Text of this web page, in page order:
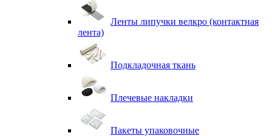
Ленты липучки велкро (контактная
лента)
Подкладочная ткань
Плечевые накладки
Пакеты упаковочные